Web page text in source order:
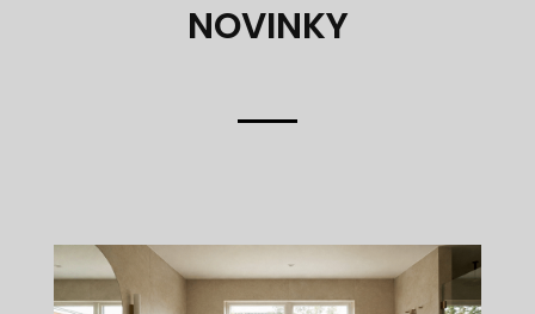
NOVINKY